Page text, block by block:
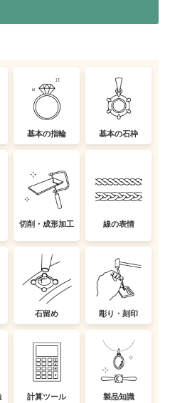
基本の指輪 基本の石枠
切削・成形加工 線の表情
石留め 彫り・刻印
計算ツール 製品知識